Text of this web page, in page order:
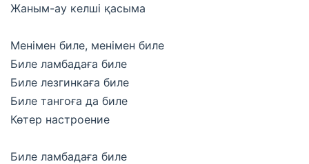
Жаным-ау келші қасыма
Менімен биле, менімен биле
Биле ламбадаға биле
Биле лезгинкаға биле
Биле тангоға да биле
Көтер настроение
Биле ламбадаға биле